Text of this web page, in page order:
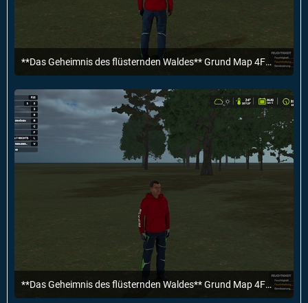
**Das Geheimnis des flüsternden Waldes** Grund Map 4Fach fertig.
30. März 2025 um 19:55
**Das Geheimnis des flüsternden Waldes** Grund Map 4Fach fertig.
30. März 2025 um 19:55